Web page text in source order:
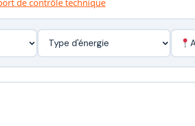
de contrôle technique